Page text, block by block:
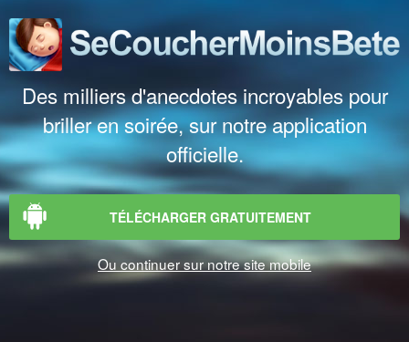
Des milliers d'anecdotes incroyables pour
briller en soirée, sur notre application
officielle.
TÉLÉCHARGER GRATUITEMENT
Ou continuer sur notre site mobile